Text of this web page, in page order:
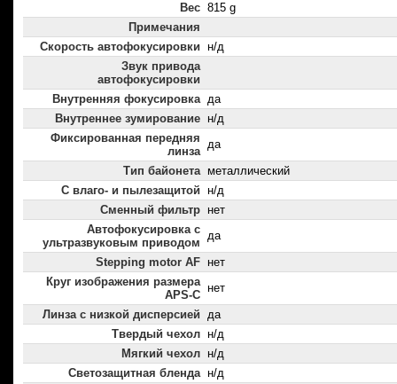
Вес 815 g
Примечания
Скорость автофокусировки н/д
Звук привода
автофокусировки
Внутренняя фокусировка да
Внутреннее зумирование н/д
Фиксированная передняя
линза
да
Тип байонета металлический
С влаго- и пылезащитой н/д
Сменный фильтр нет
Автофокусировка с
ультразвуковым приводом
да
Stepping motor AF нет
Круг изображения размера
APS-C
нет
Линза с низкой дисперсией да
Твердый чехол н/д
Мягкий чехол н/д
Светозащитная бленда н/д